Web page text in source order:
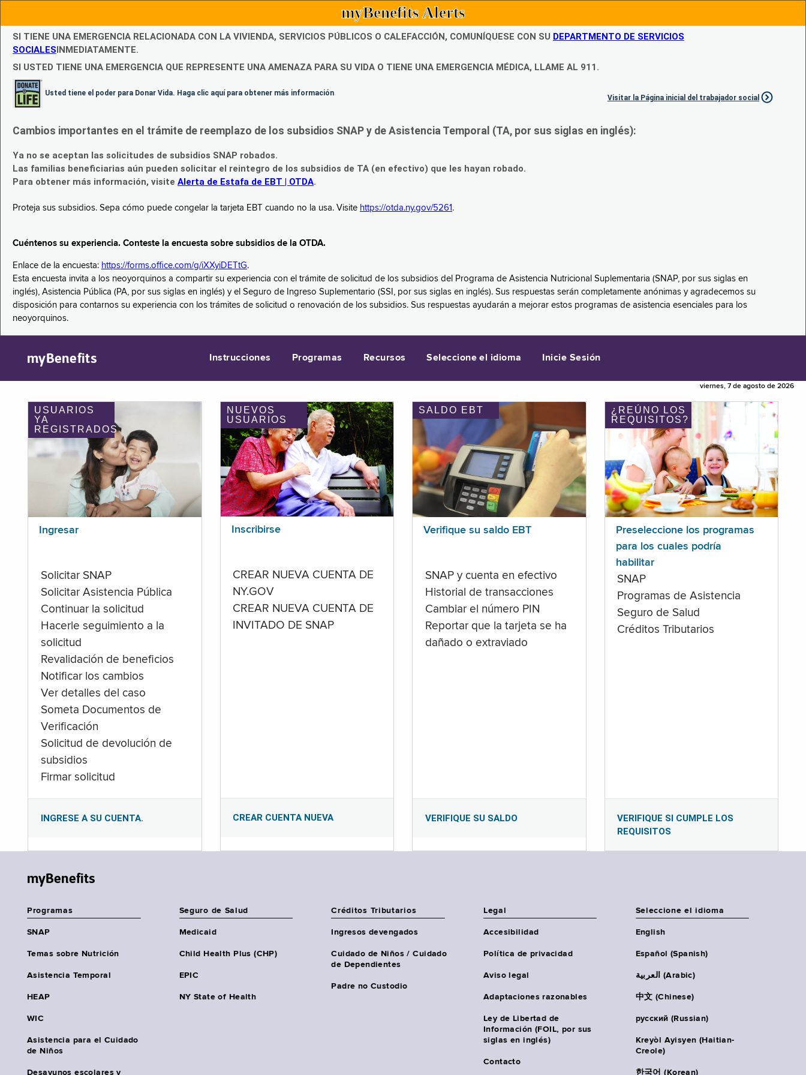
myBenefits Alerts
SI TIENE UNA EMERGENCIA RELACIONADA CON LA VIVIENDA, SERVICIOS PÚBLICOS O CALEFACCIÓN, COMUNÍQUESE CON SU DEPARTMENTO DE SERVICIOS
SOCIALESINMEDIATAMENTE.
SI USTED TIENE UNA EMERGENCIA QUE REPRESENTE UNA AMENAZA PARA SU VIDA O TIENE UNA EMERGENCIA MÉDICA, LLAME AL 911.
Usted tiene el poder para Donar Vida. Haga clic aquí para obtener más información
Visitar la Página inicial del trabajador social
Cambios importantes en el trámite de reemplazo de los subsidios SNAP y de Asistencia Temporal (TA, por sus siglas en inglés):
Ya no se aceptan las solicitudes de subsidios SNAP robados.
Las familias beneficiarias aún pueden solicitar el reintegro de los subsidios de TA (en efectivo) que les hayan robado.
Para obtener más información, visite Alerta de Estafa de EBT | OTDA.
Proteja sus subsidios. Sepa cómo puede congelar la tarjeta EBT cuando no la usa. Visite https://otda.ny.gov/5261 .
Cuéntenos su experiencia. Conteste la encuesta sobre subsidios de la OTDA.
Enlace de la encuesta: https://forms.office.com/g/iXXyiDETtG.
Esta encuesta invita a los neoyorquinos a compartir su experiencia con el trámite de solicitud de los subsidios del Programa de Asistencia Nutricional Suplementaria (SNAP, por sus siglas en
inglés), Asistencia Pública (PA, por sus siglas en inglés) y el Seguro de Ingreso Suplementario (SSI, por sus siglas en inglés). Sus respuestas serán completamente anónimas y agradecemos su
disposición para contarnos su experiencia con los trámites de solicitud o renovación de los subsidios. Sus respuestas ayudarán a mejorar estos programas de asistencia esenciales para los
neoyorquinos.
myBenefits Instrucciones Programas Recursos Seleccione el idioma Inicie Sesión
viernes, 7 de agosto de 2026
USUARIOS
YA
REGISTRADOS
Ingresar
Solicitar SNAP
Solicitar Asistencia Pública
Continuar la solicitud
Hacerle seguimiento a la
solicitud
Revalidación de beneficios
Notificar los cambios
Ver detalles del caso
Someta Documentos de
Verificación
Solicitud de devolución de
subsidios
Firmar solicitud
INGRESE A SU CUENTA.
NUEVOS
USUARIOS
Inscribirse
CREAR NUEVA CUENTA DE
NY.GOV
CREAR NUEVA CUENTA DE
INVITADO DE SNAP
CREAR CUENTA NUEVA
SALDO EBT
Verifique su saldo EBT
SNAP y cuenta en efectivo
Historial de transacciones
Cambiar el número PIN
Reportar que la tarjeta se ha
dañado o extraviado
VERIFIQUE SU SALDO
¿REÚNO LOS
REQUISITOS?
Preseleccione los programas
para los cuales podría
habilitar
SNAP
Programas de Asistencia
Seguro de Salud
Créditos Tributarios
VERIFIQUE SI CUMPLE LOS
REQUISITOS
myBenefits
Programas
SNAP
Temas sobre Nutrición
Asistencia Temporal
HEAP
WIC
Asistencia para el Cuidado
de Niños
Desayunos escolares y
Seguro de Salud
Medicaid
Child Health Plus (CHP)
EPIC
NY State of Health
Créditos Tributarios
Ingresos devengados
Cuidado de Niños / Cuidado
de Dependientes
Padre no Custodio
Legal
Accesibilidad
Política de privacidad
Aviso legal
Adaptaciones razonables
Ley de Libertad de
Información (FOIL, por sus
siglas en inglés)
Contacto
Seleccione el idioma
English
Español (Spanish)
العربية (Arabic)
中文 (Chinese)
русский (Russian)
Kreyòl Ayisyen (Haitian-
Creole)
한국어 (Korean)